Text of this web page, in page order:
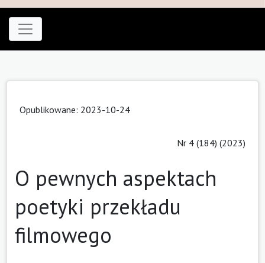
Opublikowane: 2023-10-24
Nr 4 (184) (2023)
O pewnych aspektach
poetyki przekładu
filmowego